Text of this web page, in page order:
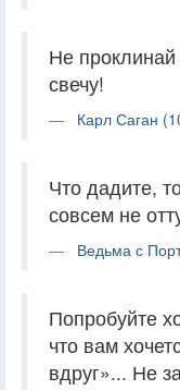
Не проклинай
свечу!
Карл Саган
Что дадите,
совсем не
Ведьма с
Попробуйте
что вам
вдруг»... Не